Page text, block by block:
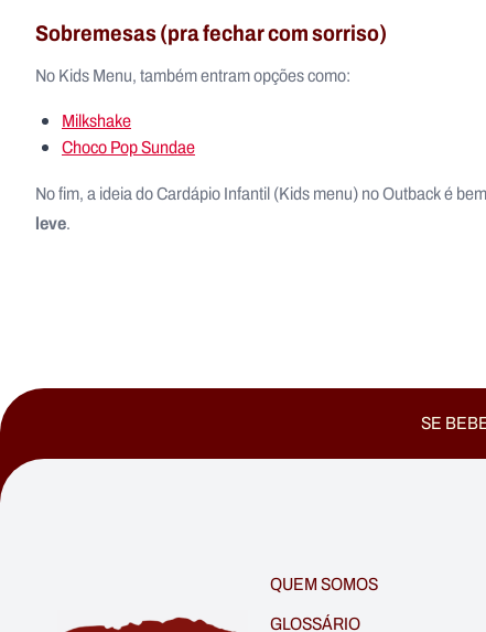
Sobremesas (pra fechar com sorriso)
No Kids Menu, também entram opções como:
Milkshake
Choco Pop Sundae
No fim, a ideia do Cardápio Infantil (Kids menu) no Outback é
leve.
SE
QUEM SOMOS
GLOSSÁRIO